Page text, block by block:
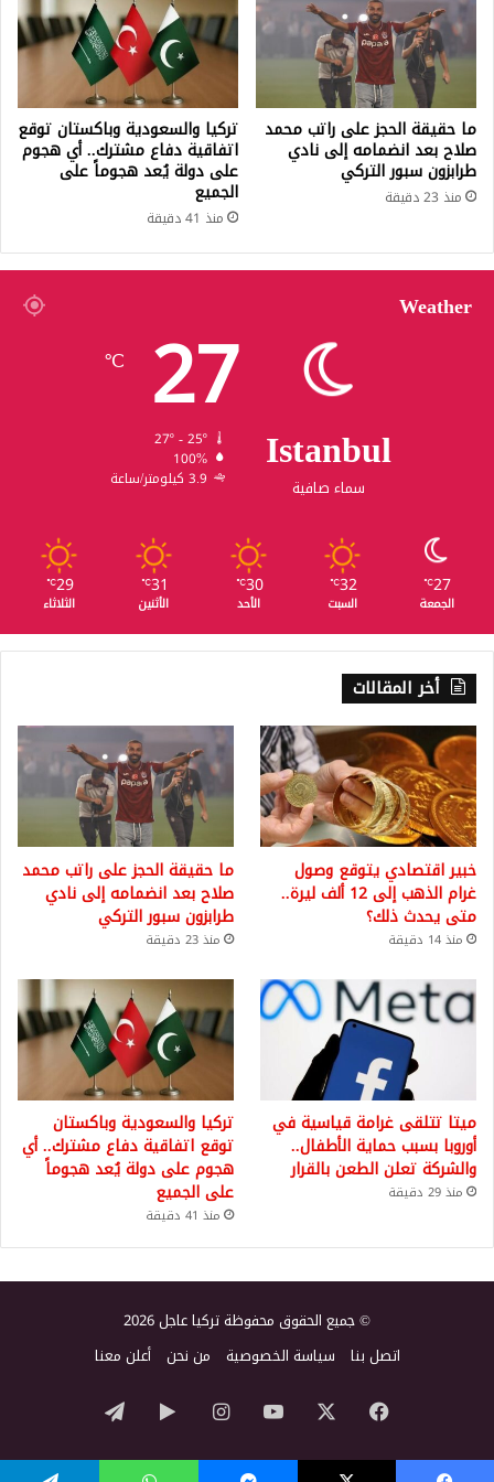
ما حقيقة الحجز على راتب محمد
صلاح بعد انضمامه إلى نادي
طرابزون سبور التركي
منذ 23 دقيقة
تركيا والسعودية وباكستان توقع
اتفاقية دفاع مشترك.. أي هجوم
على دولة يُعد هجوماً على
الجميع
منذ 41 دقيقة
Weather
Istanbul
سماء صافية
27
℃
27º - 25º
100%
3.9 كيلومتر/ساعة
27
℃
الجمعة
32
℃
السبت
30
℃
الأحد
31
℃
الأثنين
29
℃
الثلاثاء
أخر المقالات
خبير اقتصادي يتوقع وصول
غرام الذهب إلى 12 ألف ليرة..
متى يحدث ذلك؟
منذ 14 دقيقة
ما حقيقة الحجز على راتب محمد
صلاح بعد انضمامه إلى نادي
طرابزون سبور التركي
منذ 23 دقيقة
ميتا تتلقى غرامة قياسية في
أوروبا بسبب حماية الأطفال..
والشركة تعلن الطعن بالقرار
منذ 29 دقيقة
تركيا والسعودية وباكستان
توقع اتفاقية دفاع مشترك.. أي
هجوم على دولة يُعد هجوماً
على الجميع
منذ 41 دقيقة
© جميع الحقوق محفوظة تركيا عاجل 2026
اتصل بنا سياسة الخصوصية من نحن أعلن معنا
فيسبوك ‫YouTubeانستقرام‏Google
Play
تيلقرام